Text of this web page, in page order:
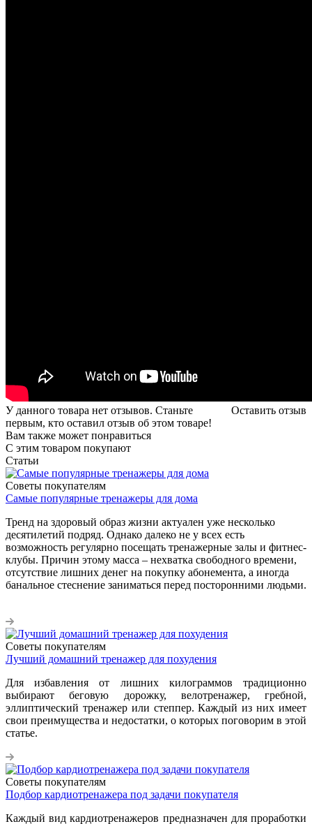
Оставить отзыв
У данного товара нет отзывов. Станьте
первым, кто оставил отзыв об этом товаре!
Вам также может понравиться
С этим товаром покупают
Статьи
Советы покупателям
Самые популярные тренажеры для дома
Тренд на здоровый образ жизни актуален уже несколько
десятилетий подряд. Однако далеко не у всех есть
возможность регулярно посещать тренажерные залы и фитнес-
клубы. Причин этому масса – нехватка свободного времени,
отсутствие лишних денег на покупку абонемента, а иногда
банальное стеснение заниматься перед посторонними людьми.
Советы покупателям
Лучший домашний тренажер для похудения
Для избавления от лишних килограммов традиционно
выбирают беговую дорожку, велотренажер, гребной,
эллиптический тренажер или степпер. Каждый из них имеет
свои преимущества и недостатки, о которых поговорим в этой
статье.
Советы покупателям
Подбор кардиотренажера под задачи покупателя
Каждый вид кардиотренажеров предназначен для проработки